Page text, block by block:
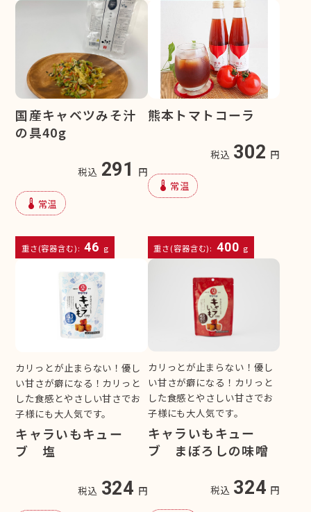
国産キャベツみそ汁
の具40g
税込 291 円
device_thermostat 常温
重さ(容器含む): 46 g
熊本トマトコーラ
税込 302 円
device_thermostat 常温
重さ(容器含む): 400 g
カリっとが止まらない！優し
い甘さが癖になる！カリっと
した食感とやさしい甘さでお
子様にも大人気です。
キャラいもキュー
ブ 塩
税込 324 円
カリっとが止まらない！優し
い甘さが癖になる！カリっと
した食感とやさしい甘さでお
子様にも大人気です。
キャラいもキュー
ブ まぼろしの味噌
税込 324 円